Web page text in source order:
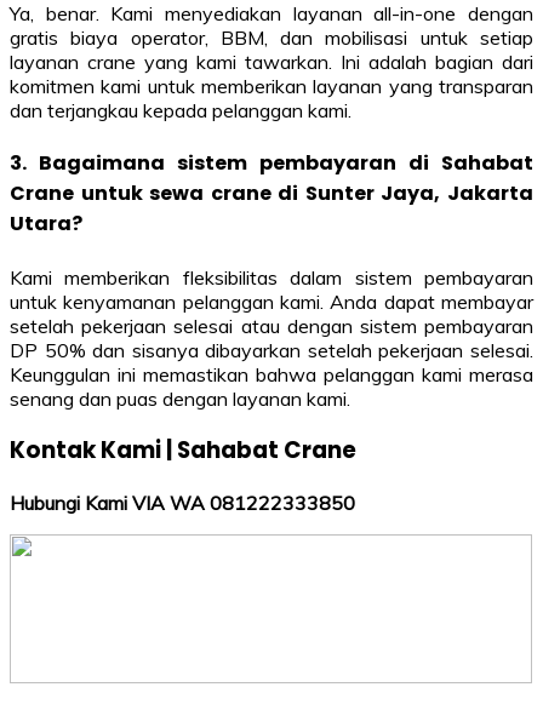
Ya, benar. Kami menyediakan layanan all-in-one dengan
gratis biaya operator, BBM, dan mobilisasi untuk setiap
layanan crane yang kami tawarkan. Ini adalah bagian dari
komitmen kami untuk memberikan layanan yang transparan
dan terjangkau kepada pelanggan kami.
3. Bagaimana sistem pembayaran di Sahabat
Crane untuk sewa crane di Sunter Jaya, Jakarta
Utara?
Kami memberikan fleksibilitas dalam sistem pembayaran
untuk kenyamanan pelanggan kami. Anda dapat membayar
setelah pekerjaan selesai atau dengan sistem pembayaran
DP 50% dan sisanya dibayarkan setelah pekerjaan selesai.
Keunggulan ini memastikan bahwa pelanggan kami merasa
senang dan puas dengan layanan kami.
Kontak Kami | Sahabat Crane
Hubungi Kami VIA WA 081222333850